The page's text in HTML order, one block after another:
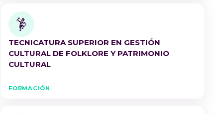
TECNICATURA SUPERIOR EN GESTIÓN
CULTURAL DE FOLKLORE Y PATRIMONIO
CULTURAL
FORMACIÓN